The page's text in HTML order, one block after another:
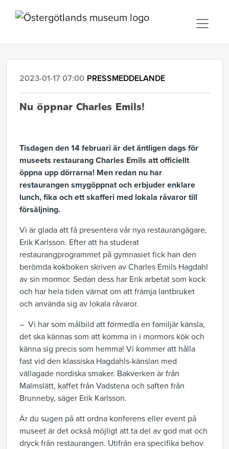
2023-01-17 07:00 PRESSMEDDELANDE
Nu öppnar Charles Emils!
Tisdagen den 14 februari är det äntligen dags för
museets restaurang Charles Emils att officiellt
öppna upp dörrarna! Men redan nu har
restaurangen smygöppnat och erbjuder enklare
lunch, fika och ett skafferi med lokala råvaror till
försäljning.
Vi är glada att få presentera vår nya restaurangägare,
Erik Karlsson. Efter att ha studerat
restaurangprogrammet på gymnasiet fick han den
berömda kokboken skriven av Charles Emils Hagdahl
av sin mormor. Sedan dess har Erik arbetat som kock
och har hela tiden värnat om att främja lantbruket
och använda sig av lokala råvaror.
– Vi har som målbild att förmedla en familjär känsla,
det ska kännas som att komma in i mormors kök och
känna sig precis som hemma! Vi kommer att hålla
fast vid den klassiska Hagdahls-känslan med
vällagade nordiska smaker. Bakverken är från
Malmslätt, kaffet från Vadstena och saften från
Brunneby, säger Erik Karlsson.
Är du sugen på att ordna konferens eller event på
museet är det också möjligt att ta del av god mat och
dryck från restaurangen. Utifrån era specifika behov